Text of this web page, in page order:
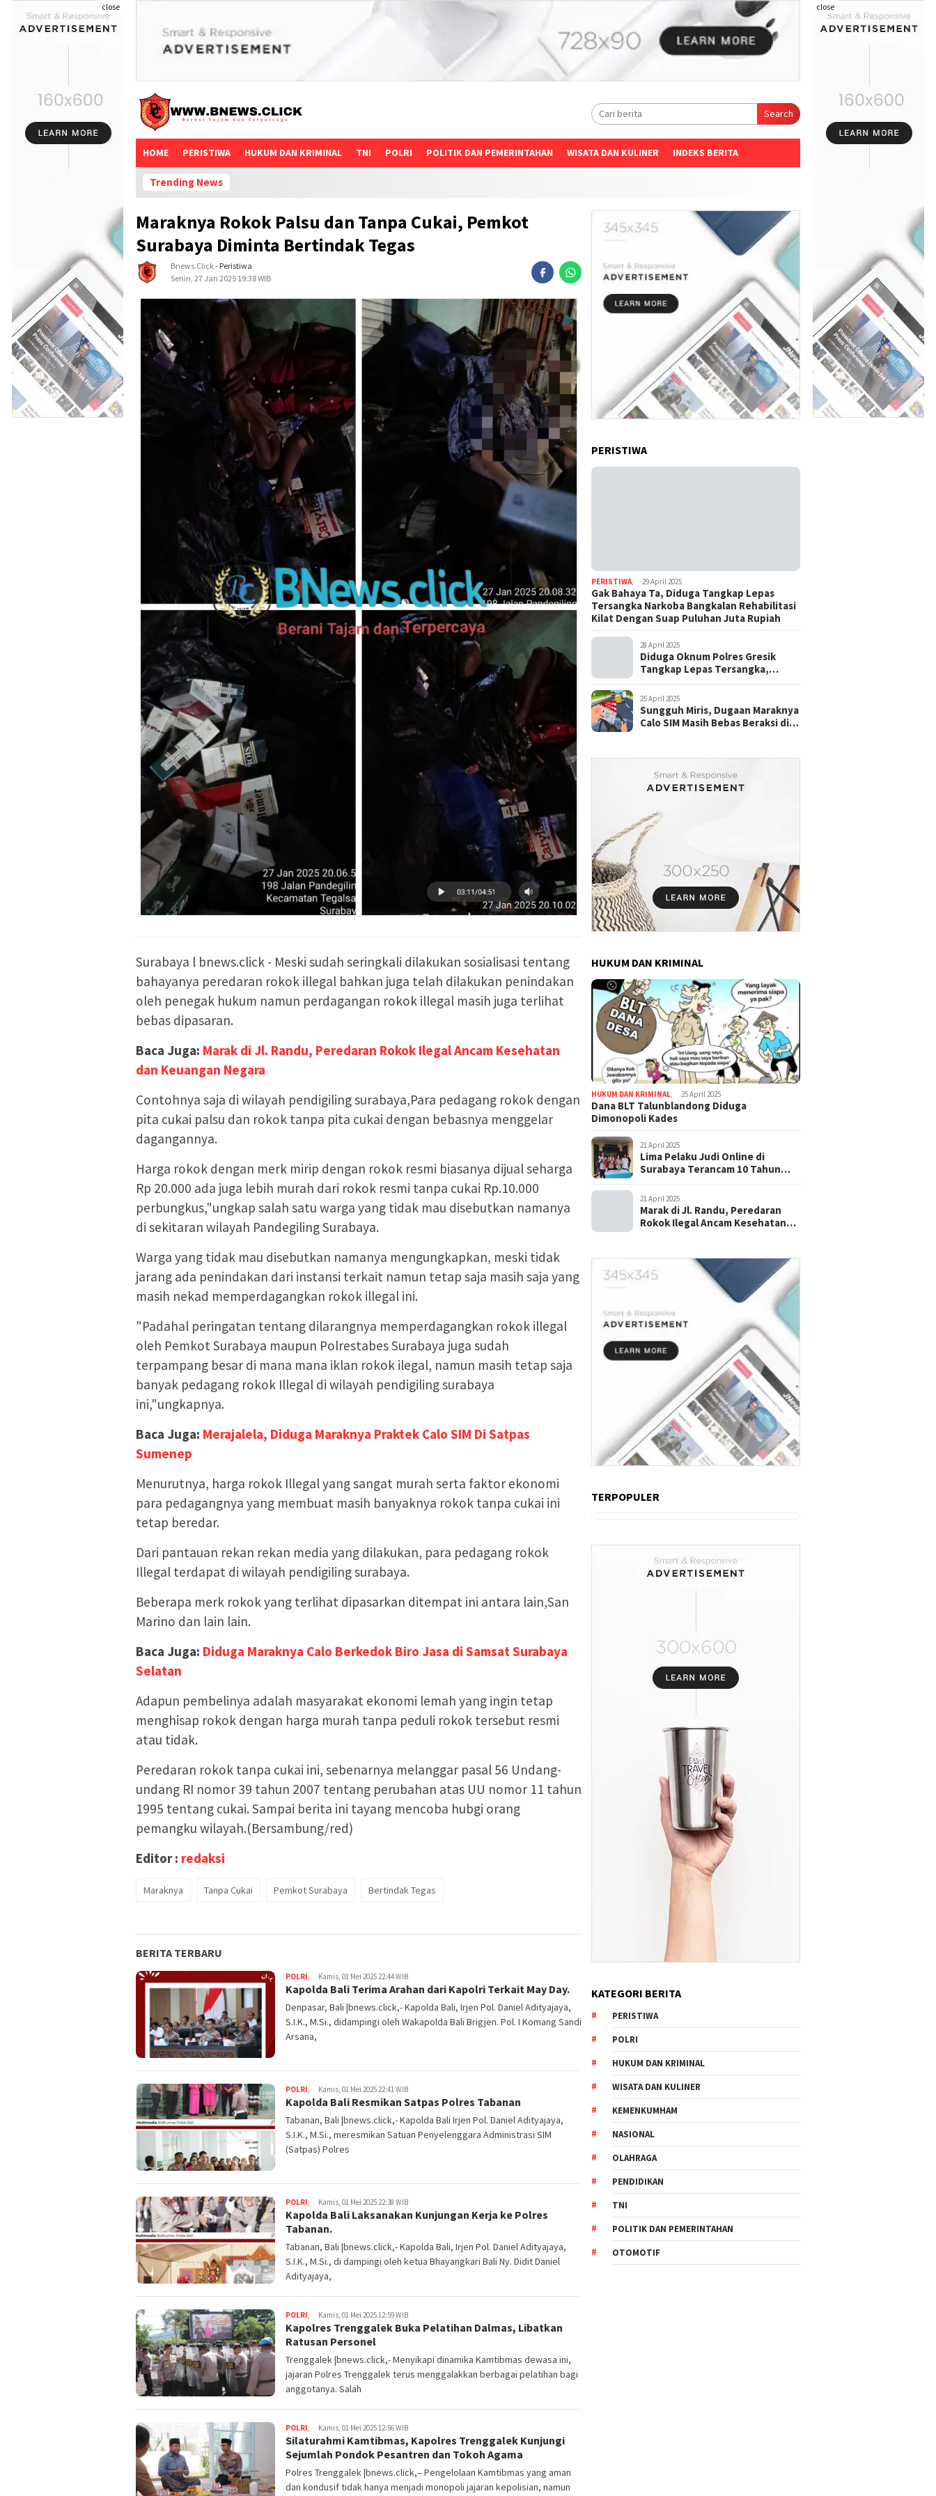
close close
Search
HOME PERISTIWA HUKUM DAN KRIMINAL TNI POLRI POLITIK DAN PEMERINTAHAN WISATA DAN KULINER INDEKS BERITA
Trending News
Maraknya Rokok Palsu dan Tanpa Cukai, Pemkot
Surabaya Diminta Bertindak Tegas
Bnews.click- Peristiwa
Senin, 27 Jan 2025 19:38 WIB
Surabaya l bnews.click - Meski sudah seringkali dilakukan sosialisasi tentang
bahayanya peredaran rokok illegal bahkan juga telah dilakukan penindakan
oleh penegak hukum namun perdagangan rokok illegal masih juga terlihat
bebas dipasaran.
Baca Juga: Marak di Jl. Randu, Peredaran Rokok Ilegal Ancam Kesehatan
dan Keuangan Negara
Contohnya saja di wilayah pendigiling surabaya,Para pedagang rokok dengan
pita cukai palsu dan rokok tanpa pita cukai dengan bebasnya menggelar
dagangannya.
Harga rokok dengan merk mirip dengan rokok resmi biasanya dijual seharga
Rp 20.000 ada juga lebih murah dari rokok resmi tanpa cukai Rp.10.000
perbungkus,"ungkap salah satu warga yang tidak mau disebutkan namanya
di sekitaran wilayah Pandegiling Surabaya.
Warga yang tidak mau disebutkan namanya mengungkapkan, meski tidak
jarang ada penindakan dari instansi terkait namun tetap saja masih saja yang
masih nekad memperdagangkan rokok illegal ini.
"Padahal peringatan tentang dilarangnya memperdagangkan rokok illegal
oleh Pemkot Surabaya maupun Polrestabes Surabaya juga sudah
terpampang besar di mana mana iklan rokok ilegal, namun masih tetap saja
banyak pedagang rokok Illegal di wilayah pendigiling surabaya
ini,"ungkapnya.
Baca Juga: Merajalela, Diduga Maraknya Praktek Calo SIM Di Satpas
Sumenep
Menurutnya, harga rokok Illegal yang sangat murah serta faktor ekonomi
para pedagangnya yang membuat masih banyaknya rokok tanpa cukai ini
tetap beredar.
Dari pantauan rekan rekan media yang dilakukan, para pedagang rokok
Illegal terdapat di wilayah pendigiling surabaya.
Beberapa merk rokok yang terlihat dipasarkan ditempat ini antara lain,San
Marino dan lain lain.
Baca Juga: Diduga Maraknya Calo Berkedok Biro Jasa di Samsat Surabaya
Selatan
Adapun pembelinya adalah masyarakat ekonomi lemah yang ingin tetap
menghisap rokok dengan harga murah tanpa peduli rokok tersebut resmi
atau tidak.
Peredaran rokok tanpa cukai ini, sebenarnya melanggar pasal 56 Undang-
undang RI nomor 39 tahun 2007 tentang perubahan atas UU nomor 11 tahun
1995 tentang cukai. Sampai berita ini tayang mencoba hubgi orang
pemangku wilayah.(Bersambung/red)
Editor : redaksi
Maraknya Tanpa Cukai Pemkot Surabaya Bertindak Tegas
BERITA TERBARU
POLRI Kamis, 01 Mei 2025 22:44 WIB
Kapolda Bali Terima Arahan dari Kapolri Terkait May Day.
Denpasar, Bali |bnews.click,- Kapolda Bali, Irjen Pol. Daniel Adityajaya,
S.I.K., M.Si., didampingi oleh Wakapolda Bali Brigjen. Pol. I Komang Sandi
Arsana,
POLRI Kamis, 01 Mei 2025 22:41 WIB
Kapolda Bali Resmikan Satpas Polres Tabanan
Tabanan, Bali |bnews.click,- Kapolda Bali Irjen Pol. Daniel Adityajaya,
S.I.K., M.Si., meresmikan Satuan Penyelenggara Administrasi SIM
(Satpas) Polres
POLRI Kamis, 01 Mei 2025 22:38 WIB
Kapolda Bali Laksanakan Kunjungan Kerja ke Polres
Tabanan.
Tabanan, Bali |bnews.click,- Kapolda Bali, Irjen Pol. Daniel Adityajaya,
S.I.K., M.Si., di dampingi oleh ketua Bhayangkari Bali Ny. Didit Daniel
Adityajaya,
POLRI Kamis, 01 Mei 2025 12:59 WIB
Kapolres Trenggalek Buka Pelatihan Dalmas, Libatkan
Ratusan Personel
Trenggalek |bnews.click,- Menyikapi dinamika Kamtibmas dewasa ini,
jajaran Polres Trenggalek terus menggalakkan berbagai pelatihan bagi
anggotanya. Salah
POLRI Kamis, 01 Mei 2025 12:56 WIB
Silaturahmi Kamtibmas, Kapolres Trenggalek Kunjungi
Sejumlah Pondok Pesantren dan Tokoh Agama
Polres Trenggalek |bnews.click,– Pengelolaan Kamtibmas yang aman
dan kondusif tidak hanya menjadi monopoli jajaran kepolisian, namun
PERISTIWA
PERISTIWA, 29 April 2025
Gak Bahaya Ta, Diduga Tangkap Lepas
Tersangka Narkoba Bangkalan Rehabilitasi
Kilat Dengan Suap Puluhan Juta Rupiah
28 April 2025
Diduga Oknum Polres Gresik
Tangkap Lepas Tersangka,
25 April 2025
Sungguh Miris, Dugaan Maraknya
Calo SIM Masih Bebas Beraksi di
HUKUM DAN KRIMINAL
HUKUM DAN KRIMINAL 25 April 2025
Dana BLT Talunblandong Diduga
Dimonopoli Kades
21 April 2025
Lima Pelaku Judi Online di
Surabaya Terancam 10 Tahun
21 April 2025
Marak di Jl. Randu, Peredaran
Rokok Ilegal Ancam Kesehatan
TERPOPULER
KATEGORI BERITA
PERISTIWA
POLRI
HUKUM DAN KRIMINAL
WISATA DAN KULINER
KEMENKUMHAM
NASIONAL
OLAHRAGA
PENDIDIKAN
TNI
POLITIK DAN PEMERINTAHAN
OTOMOTIF